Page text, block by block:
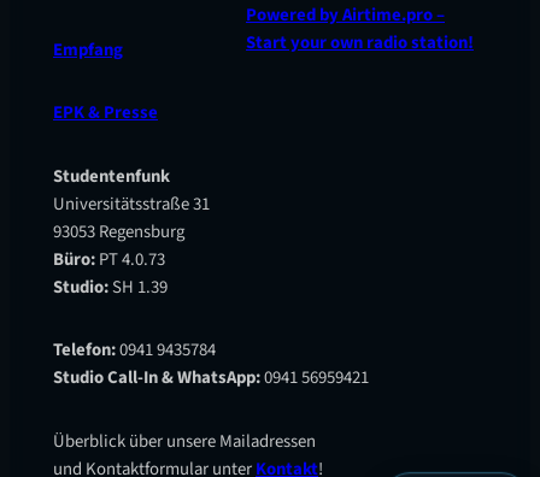
Empfang
EPK & Presse
Powered by Airtime.pro –
Start your own radio station!
Studentenfunk
Universitätsstraße 31
93053 Regensburg
Büro:PT 4.0.73
Studio:SH 1.39
Telefon:0941 9435784
Studio Call-In & WhatsApp:0941 56959421
Überblick über unsere Mailadressen
und Kontaktformular unterKontakt!